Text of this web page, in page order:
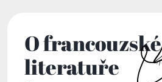
O francouzské
literatuře